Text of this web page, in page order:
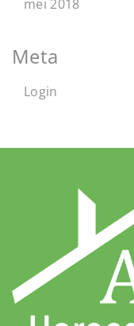
mei 2018
Meta
Login